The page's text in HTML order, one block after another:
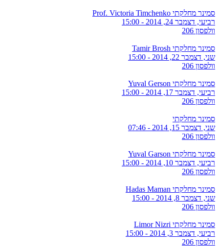
סמינר מחלקתי Prof. Victoria Timchenko
רביעי, דצמבר 24, 2014 - 15:00
וולפסון 206
סמינר מחלקתי Tamir Brosh
שני, דצמבר 22, 2014 - 15:00
וולפסון 206
סמינר מחלקתי Yuval Gerson
רביעי, דצמבר 17, 2014 - 15:00
וולפסון 206
סמינר מחלקתי
שני, דצמבר 15, 2014 - 07:46
וולפסון 206
סמינר מחלקתי Yuval Garson
רביעי, דצמבר 10, 2014 - 15:00
וולפסון 206
סמינר מחלקתי Hadas Maman
שני, דצמבר 8, 2014 - 15:00
וולפסון 206
סמינר מחלקתי Limor Nizri
רביעי, דצמבר 3, 2014 - 15:00
וולפסון 206